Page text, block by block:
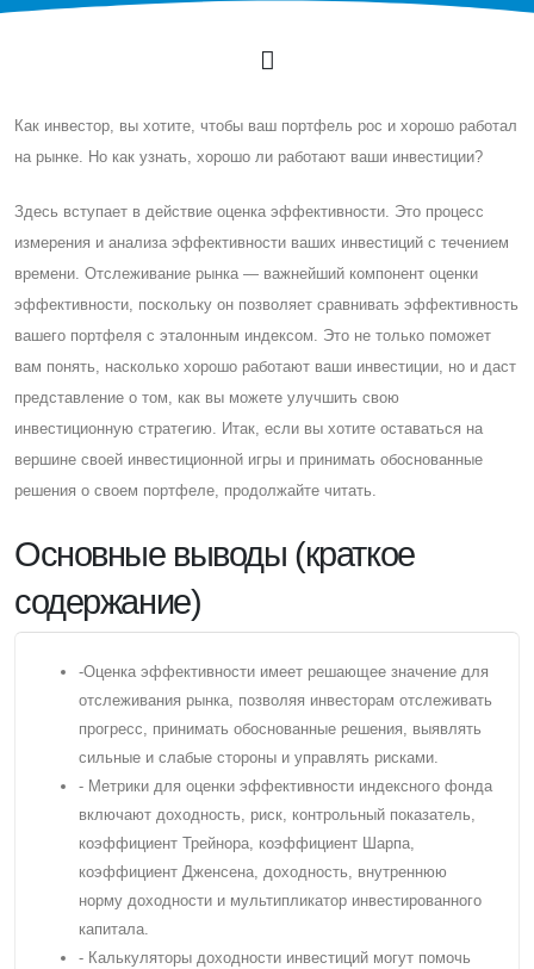
Как инвестор, вы хотите, чтобы ваш портфель рос и хорошо работал
на рынке. Но как узнать, хорошо ли работают ваши инвестиции?
Здесь вступает в действие оценка эффективности. Это процесс
измерения и анализа эффективности ваших инвестиций с течением
времени. Отслеживание рынка — важнейший компонент оценки
эффективности, поскольку он позволяет сравнивать эффективность
вашего портфеля с эталонным индексом. Это не только поможет
вам понять, насколько хорошо работают ваши инвестиции, но и даст
представление о том, как вы можете улучшить свою
инвестиционную стратегию. Итак, если вы хотите оставаться на
вершине своей инвестиционной игры и принимать обоснованные
решения о своем портфеле, продолжайте читать.
Основные выводы (краткое
содержание)
-Оценка эффективности имеет решающее значение для
отслеживания рынка, позволяя инвесторам отслеживать
прогресс, принимать обоснованные решения, выявлять
сильные и слабые стороны и управлять рисками.
- Метрики для оценки эффективности индексного фонда
включают доходность, риск, контрольный показатель,
коэффициент Трейнора, коэффициент Шарпа,
коэффициент Дженсена, доходность, внутреннюю
норму доходности и мультипликатор инвестированного
капитала.
- Калькуляторы доходности инвестиций могут помочь